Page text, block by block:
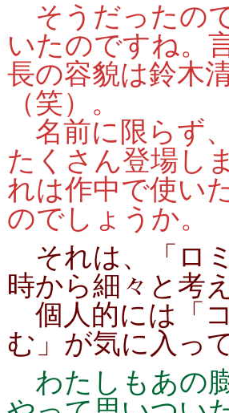
そうだったの
いたのですね。
長の容貌は鈴木
（笑）。
名前に限らず
たくさん登場し
れは作中で使い
のでしょうか。
それは、「ロ
時から細々と考
個人的には「
む」が気に入っ
わたしもあの